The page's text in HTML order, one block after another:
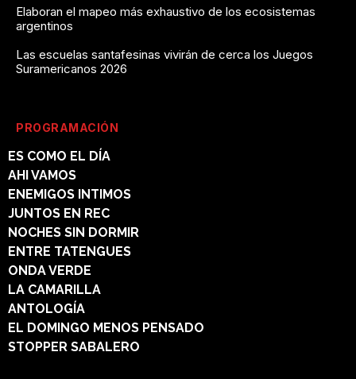
Elaboran el mapeo más exhaustivo de los ecosistemas
argentinos
Las escuelas santafesinas vivirán de cerca los Juegos
Suramericanos 2026
PROGRAMACIÓN
ES COMO EL DÍA
AHI VAMOS
ENEMIGOS INTIMOS
JUNTOS EN REC
NOCHES SIN DORMIR
ENTRE TATENGUES
ONDA VERDE
LA CAMARILLA
ANTOLOGÍA
EL DOMINGO MENOS PENSADO
STOPPER SABALERO